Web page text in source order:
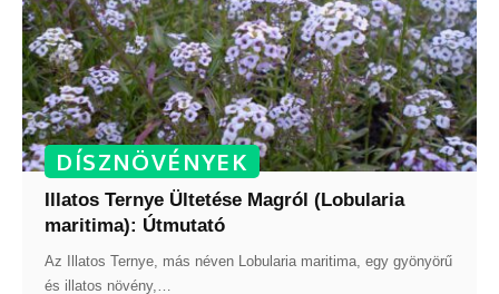
DÍSZNÖVÉNYEK
Illatos Ternye Ültetése Magról (Lobularia
maritima): Útmutató
Az Illatos Ternye, más néven Lobularia maritima, egy gyönyörű
és illatos növény,